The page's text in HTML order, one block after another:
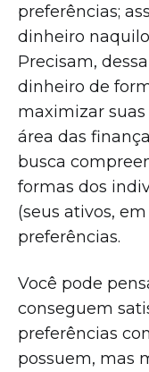
preferências;
dinheiro
Precisam,
dinheiro de
maximizar
área das
busca
formas dos
(seus ativos,
preferências.
Você pode
conseguem
preferências
possuem, mas